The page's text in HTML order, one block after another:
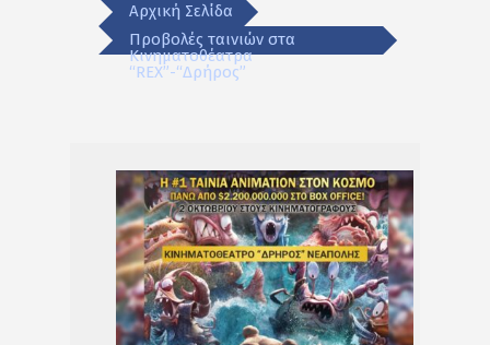
Αρχική Σελίδα
Προβολές ταινιών στα
Κινηματοθέατρα
“REX”-“Δρήρος”